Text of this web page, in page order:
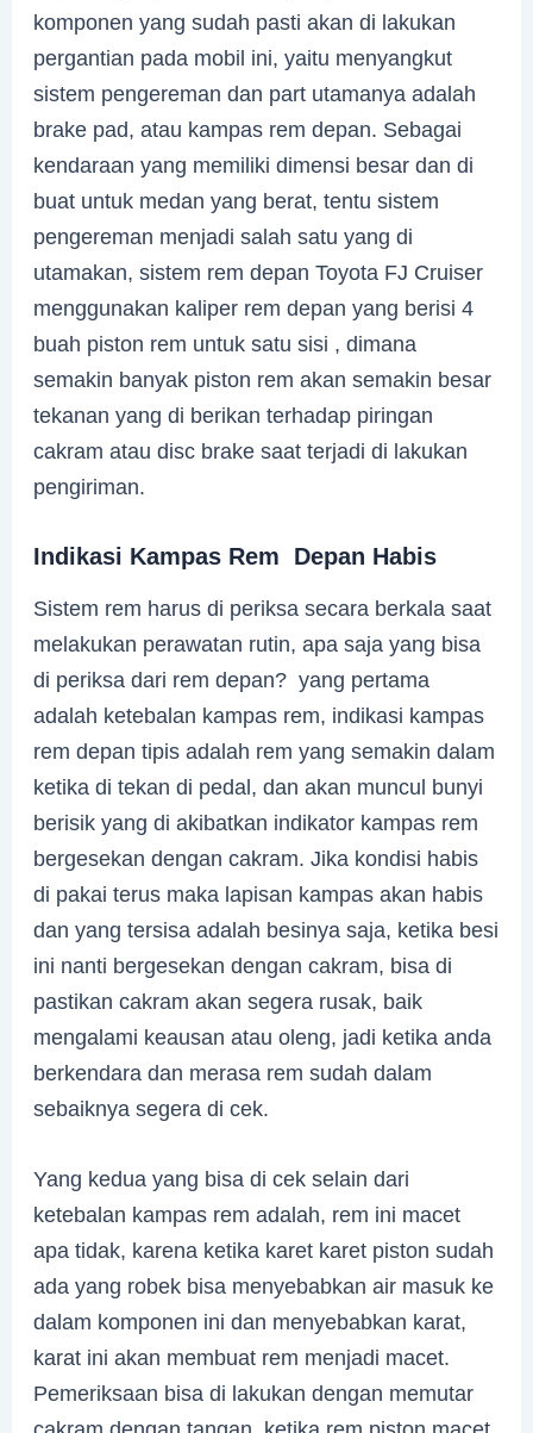
komponen yang sudah pasti akan di lakukan
pergantian pada mobil ini, yaitu menyangkut
sistem pengereman dan part utamanya adalah
brake pad, atau kampas rem depan. Sebagai
kendaraan yang memiliki dimensi besar dan di
buat untuk medan yang berat, tentu sistem
pengereman menjadi salah satu yang di
utamakan, sistem rem depan Toyota FJ Cruiser
menggunakan kaliper rem depan yang berisi 4
buah piston rem untuk satu sisi , dimana
semakin banyak piston rem akan semakin besar
tekanan yang di berikan terhadap piringan
cakram atau disc brake saat terjadi di lakukan
pengiriman.
Indikasi Kampas Rem Depan Habis
Sistem rem harus di periksa secara berkala saat
melakukan perawatan rutin, apa saja yang bisa
di periksa dari rem depan? yang pertama
adalah ketebalan kampas rem, indikasi kampas
rem depan tipis adalah rem yang semakin dalam
ketika di tekan di pedal, dan akan muncul bunyi
berisik yang di akibatkan indikator kampas rem
bergesekan dengan cakram. Jika kondisi habis
di pakai terus maka lapisan kampas akan habis
dan yang tersisa adalah besinya saja, ketika besi
ini nanti bergesekan dengan cakram, bisa di
pastikan cakram akan segera rusak, baik
mengalami keausan atau oleng, jadi ketika anda
berkendara dan merasa rem sudah dalam
sebaiknya segera di cek.
Yang kedua yang bisa di cek selain dari
ketebalan kampas rem adalah, rem ini macet
apa tidak, karena ketika karet karet piston sudah
ada yang robek bisa menyebabkan air masuk ke
dalam komponen ini dan menyebabkan karat,
karat ini akan membuat rem menjadi macet.
Pemeriksaan bisa di lakukan dengan memutar